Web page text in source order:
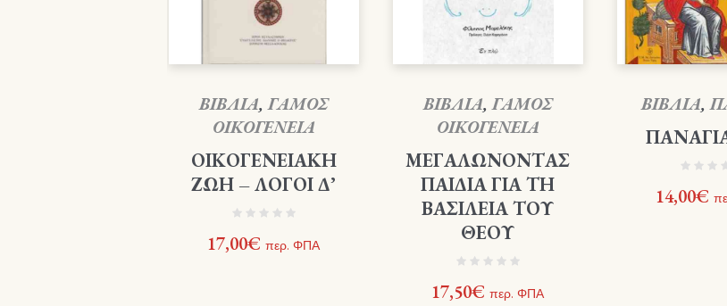
ΒΙΒΛΙΑ,ΓΑΜΟΣ
ΟΙΚΟΓΕΝΕΙΑ
ΟΙΚΟΓΕΝΕΙΑΚΗ
ΖΩΗ – ΛΟΓΟΙ Δ’
17,00€ περ. ΦΠΑ
ΒΙΒΛΙΑ,ΓΑΜΟΣ
ΟΙΚΟΓΕΝΕΙΑ
ΜΕΓΑΛΩΝΟΝΤΑΣ
ΠΑΙΔΙΑ ΓΙΑ ΤΗ
ΒΑΣΙΛΕΙΑ ΤΟΥ
ΘΕΟΥ
17,50€ περ. ΦΠΑ
ΒΙΒΛΙΑ,
14,00€